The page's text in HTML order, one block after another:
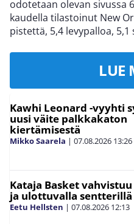
odotetaan olevan sivussa
kaudella tilastoinut New
pistettä, 5,4 levypalloa, 5,1
LUE
Kawhi Leonard -vyyhti
uusi väite palkkakaton
kiertämisestä
Mikko Saarela | 07.08.2026 13:26
Kataja Basket
ja ulottuvalla sentterillä
Eetu Hellsten | 07.08.2026 12:13